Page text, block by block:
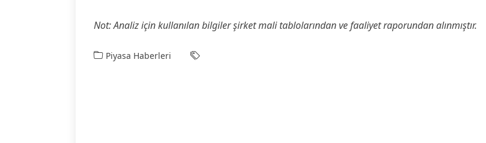
Not: Analiz için kullanılan bilgiler şirket mali tablolarından ve faaliyet raporundan alınmıştır.
Piyasa Haberleri